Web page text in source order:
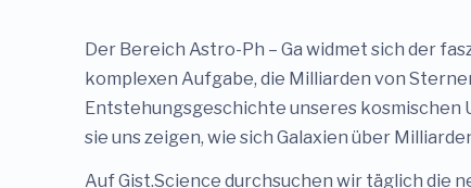
Der Bereich Astro-Ph – Ga widmet sich der
komplexen Aufgabe, die Milliarden von
Entstehungsgeschichte unseres kosmischen
sie uns zeigen, wie sich Galaxien über
Auf Gist.Science durchsuchen wir täglich die